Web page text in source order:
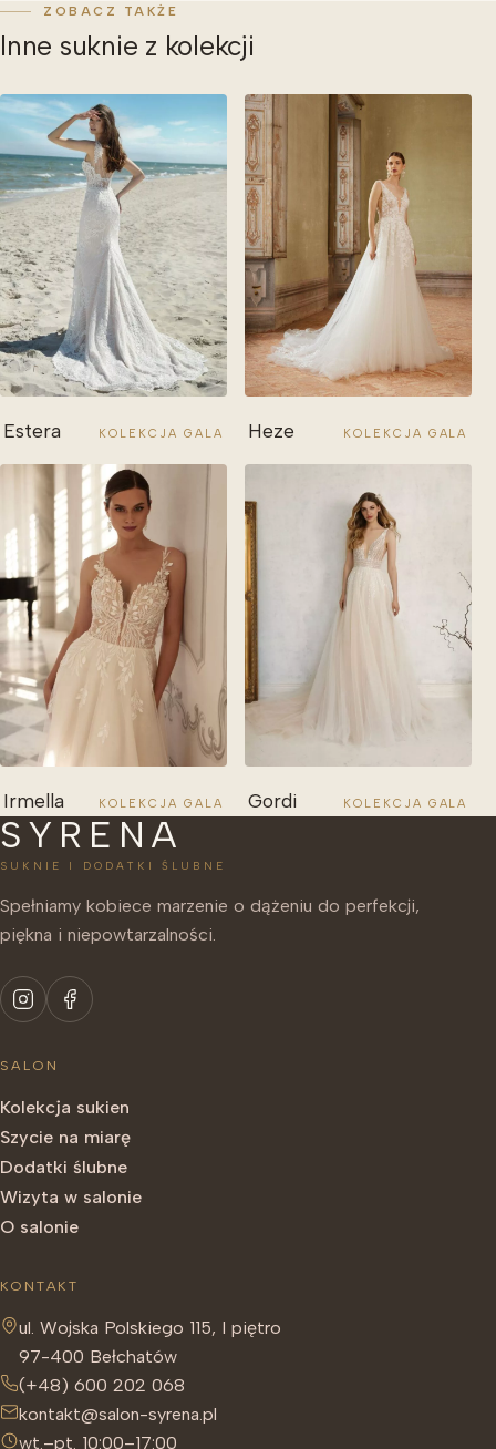
ZOBACZ TAKŻE
Inne suknie z kolekcji
Estera KOLEKCJA GALA Heze KOLEKCJA GALA
Irmella KOLEKCJA GALA Gordi KOLEKCJA GALA
SYRENA
SUKNIE I DODATKI ŚLUBNE
Spełniamy kobiece marzenie o dążeniu do perfekcji,
piękna i niepowtarzalności.
SALON
Kolekcja sukien
Szycie na miarę
Dodatki ślubne
Wizyta w salonie
O salonie
KONTAKT
ul. Wojska Polskiego 115, I piętro
97-400 Bełchatów
(+48) 600 202 068
kontakt@salon-syrena.pl
wt.–pt. 10:00–17:00